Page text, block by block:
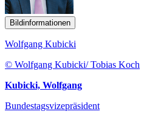
Bildinformationen
Wolfgang Kubicki
© Wolfgang Kubicki/ Tobias Koch
Kubicki, Wolfgang
Bundestagsvizepräsident